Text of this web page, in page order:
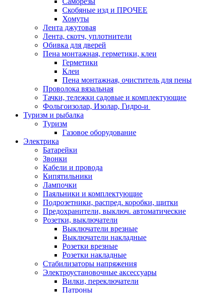
Скобяные изд и ПРОЧЕЕ
Хомуты
Лента джутовая
Лента, скотч, уплотнители
Обивка для дверей
Пена монтажная, герметики, клеи
Герметики
Клеи
Пена монтажная, очиститель для пены
Проволока вязальная
Тачки, тележки садовые и комплектующие
Фольгоизолар, Изолар, Гидро-и
Туризм и рыбалка
Туризм
Газовое оборудование
Электрика
Батарейки
Звонки
Кабели и провода
Кипятильники
Лампочки
Паяльники и комплектующие
Подрозетники, распред. коробки, щитки
Предохранители, выключ. автоматические
Розетки, выключатели
Выключатели врезные
Выключатели накладные
Розетки врезные
Розетки накладные
Стабилизаторы напряжения
Электроустановочные аксессуары
Вилки, переключатели
Патроны